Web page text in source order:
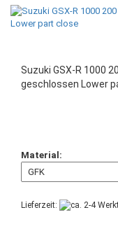
Suzuki GSX-R 1000
geschlossen Lower
Material:
Lieferzeit: